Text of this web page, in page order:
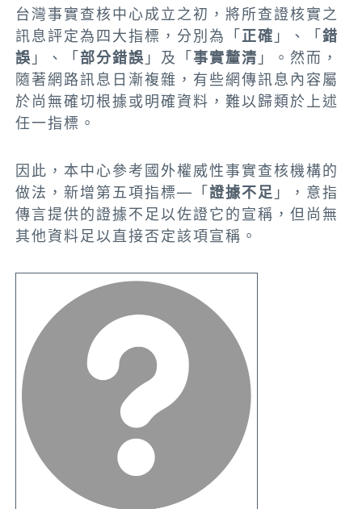
台灣事實查核中心成立之初，將所查證核實之
訊息評定為四大指標，分別為「 正確 」、「錯
誤 」、「 部分錯誤 」及「事實釐清 」。然而，
隨著網路訊息日漸複雜，有些網傳訊息內容屬
於尚無確切根據或明確資料，難以歸類於上述
任一指標。
因此，本中心參考國外權威性事實查核機構的
做法，新增第五項指標—「證據不足 」，意指
傳言提供的證據不足以佐證它的宣稱，但尚無
其他資料足以直接否定該項宣稱。